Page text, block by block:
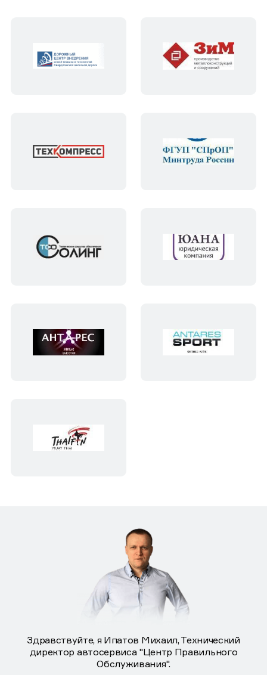
Здравствуйте, я Ипатов Михаил, Технический
директор автосервиса "Центр Правильного
Обслуживания".